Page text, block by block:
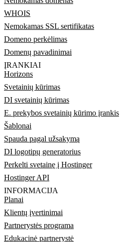
WHOIS
Nemokamas SSL sertifikatas
Domeno perkėlimas
Domenų pavadinimai
ĮRANKIAI
Horizons
Svetainių kūrimas
DI svetainių kūrimas
E. prekybos svetainių kūrimo įrankis
Šablonai
Spauda pagal užsakymą
DI logotipų generatorius
Perkelti svetainę į Hostinger
Hostinger API
INFORMACIJA
Planai
Klientų įvertinimai
Partnerystės programa
Edukacinė partnerystė